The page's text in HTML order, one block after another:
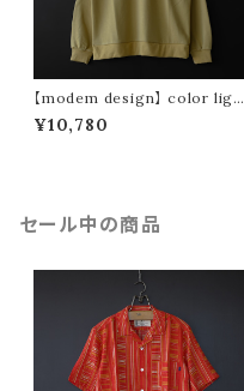
【modem design】 color ligh
t sweat (yellow)
¥10,780
セール中の商品